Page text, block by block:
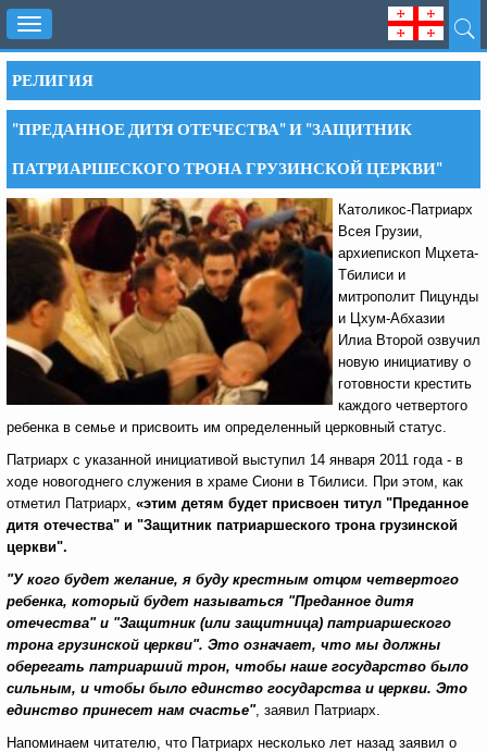
Toggle
navigation
РЕЛИГИЯ
"ПРЕДАННОЕ ДИТЯ ОТЕЧЕСТВА" И "ЗАЩИТНИК
ПАТРИАРШЕСКОГО ТРОНА ГРУЗИНСКОЙ ЦЕРКВИ"
Католикос-Патриарх
Всея Грузии,
архиепископ Мцхета-
Тбилиси и
митрополит Пицунды
и Цхум-Абхазии
Илиа Второй озвучил
новую инициативу о
готовности крестить
каждого четвертого
ребенка в семье и присвоить им определенный церковный статус.
Патриарх с указанной инициативой выступил 14 января 2011 года - в
ходе новогоднего служения в храме Сиони в Тбилиси. При этом, как
отметил Патриарх, «этим детям будет присвоен титул "Преданное
дитя отечества" и "Защитник патриаршеского трона грузинской
церкви".
"У кого будет желание, я буду крестным отцом четвертого
ребенка, который будет называться "Преданное дитя
отечества" и "Защитник (или защитница) патриаршеского
трона грузинской церкви". Это означает, что мы должны
оберегать патриарший трон, чтобы наше государство было
сильным, и чтобы было единство государства и церкви. Это
единство принесет нам счастье", заявил Патриарх.
Напоминаем читателю, что Патриарх несколько лет назад заявил о